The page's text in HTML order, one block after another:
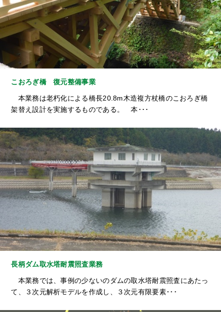
こおろぎ橋 復元整備事業
本業務は老朽化による橋長20.8m木造複方杖橋のこおろぎ橋
架替え設計を実施するものである。 本･･･
長柄ダム取水塔耐震照査業務
本業務では、事例の少ないのダムの取水塔耐震照査にあたっ
て、３次元解析モデルを作成し、３次元有限要素･･･